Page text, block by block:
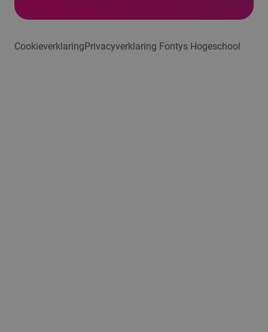
Cookieverklaring Privacyverklaring Fontys Hogeschool